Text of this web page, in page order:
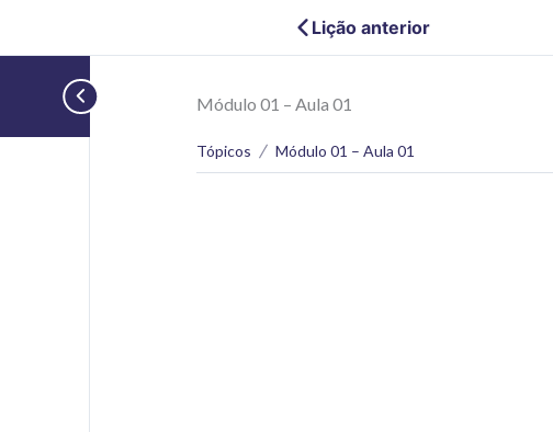
Lição anterior
Módulo 01 – Aula 01
Tópicos Módulo 01 – Aula 01